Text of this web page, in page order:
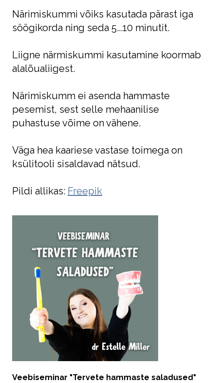
Närimiskummi võiks kasutada pärast iga
söögikorda ning seda 5...10 minutit.
Liigne närmiskummi kasutamine koormab
alalõualiigest.
Närimiskumm ei asenda hammaste
pesemist, sest selle mehaanilise
puhastuse võime on vähene.
Väga hea kaariese vastase toimega on
ksülitooli sisaldavad nätsud.
Pildi allikas: Freepik
Veebiseminar "Tervete hammaste saladused"